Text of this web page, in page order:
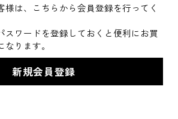
様は、こちらから会員登録を行ってく
スワードを登録しておくと便利にお買
ります。